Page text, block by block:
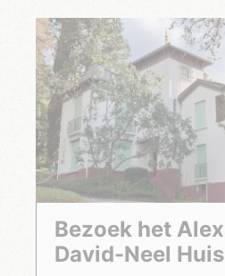
Bezoek het Alexandra
David-Neel Huis